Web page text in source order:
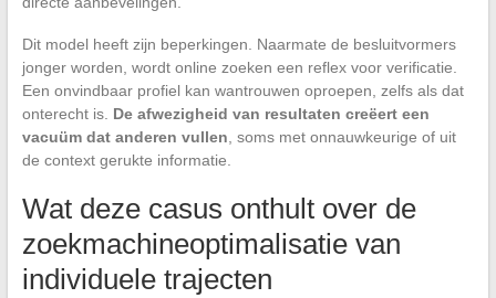
Dit model heeft zijn beperkingen. Naarmate de besluitvormers
jonger worden, wordt online zoeken een reflex voor verificatie.
Een onvindbaar profiel kan wantrouwen oproepen, zelfs als dat
onterecht is. De afwezigheid van resultaten creëert een
vacuüm dat anderen vullen, soms met onnauwkeurige of uit
de context gerukte informatie.
Wat deze casus onthult over de
zoekmachineoptimalisatie van
individuele trajecten